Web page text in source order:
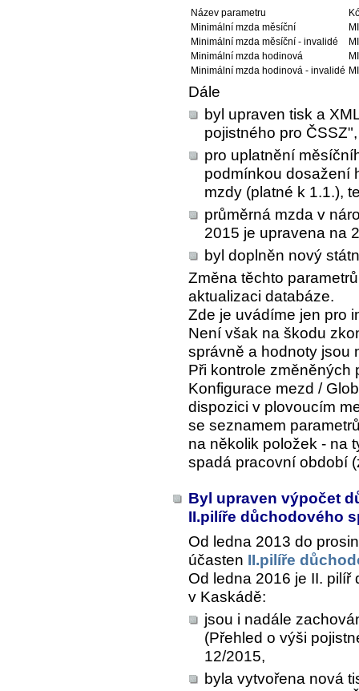
Název parametru
Minimální mzda měsíční
Minimální mzda měsíční - invalidé
Minimální mzda hodinová
Minimální mzda hodinová - invalidé
Dále
byl upraven tisk a
pojistného pro ČSSZ",
pro uplatnění
podmínkou dosažení
mzdy (platné k 1.1.),
průměrná mzda v
2015 je upravena na
byl doplněn nový
Změna těchto
aktualizaci databáze.
Zde je uvádíme jen pro
Není však na škodu
správně a hodnoty jsou
Při kontrole změněných
Konfigurace mezd /
dispozici v plovoucím
se seznamem
na několik položek - na
spadá pracovní období
Byl upraven výpočet
II.pilíře důchodového
Od ledna 2013 do
účasten II.pilíře
Od ledna 2016 je II.
v Kaskádě:
jsou i nadále
(Přehled o výši
12/2015,
byla vytvořena nová